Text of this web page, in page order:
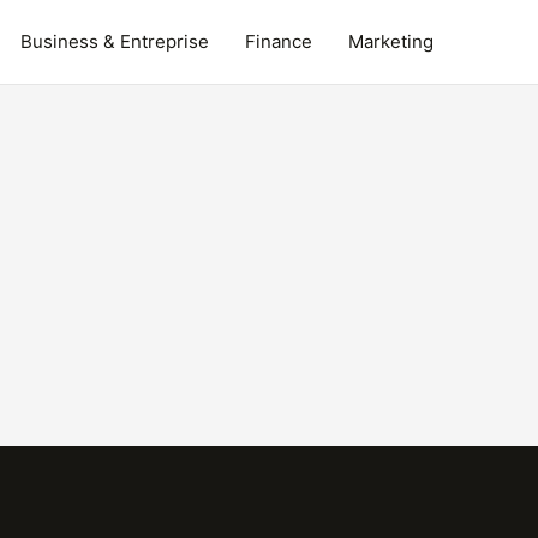
Business & Entreprise Finance Marketing